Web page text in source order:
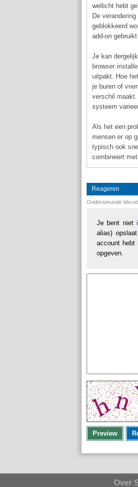
wellicht hebt
De
geblokkeerd
add-on
Je kan
browser
uitpakt. Hoe
je buren of
verschil
systeem
Als het een
mensen er op
typisch ook
combineert
Reageren
Ondersteunde
Je bent niet
alias)
account hebt
opgeven.
Preview
Over